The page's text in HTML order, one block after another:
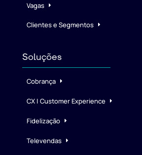
Vagas
Clientes e Segmentos
Soluções
Cobrança
CX | Customer Experience
Fidelização
Televendas